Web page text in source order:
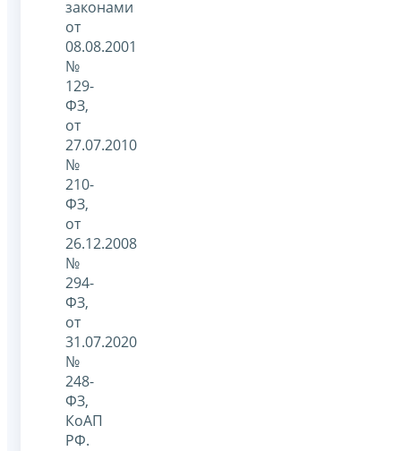
законами
от
08.08.2001
№
129-
ФЗ,
от
27.07.2010
№
210-
ФЗ,
от
26.12.2008
№
294-
ФЗ,
от
31.07.2020
№
248-
ФЗ,
КоАП
РФ.